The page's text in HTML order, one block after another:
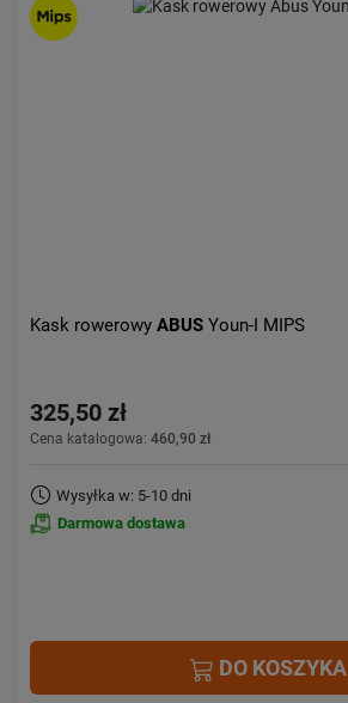
Kask rowerowy ABUS Youn-I MIPS
325,50 zł
Cena katalogowa: 460,90 zł
Wysyłka w: 5-10 dni
Darmowa dostawa
DO KOSZYKA